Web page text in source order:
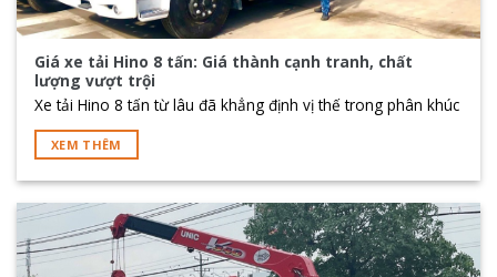
Giá xe tải Hino 8 tấn: Giá thành cạnh tranh, chất
lượng vượt trội
Xe tải Hino 8 tấn từ lâu đã khẳng định vị thế trong phân khúc
XEM THÊM